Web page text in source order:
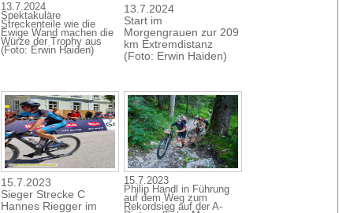
13.7.2024
Spektakuläre
Streckenteile wie die
Ewige Wand machen die
Würze der Trophy aus
(Foto: Erwin Haiden)
13.7.2024
Start im
Morgengrauen zur 209
km Extremdistanz
(Foto: Erwin Haiden)
15.7.2023
Sieger Strecke C
Hannes Riegger im
15.7.2023
Philip Handl in Führung
auf dem Weg zum
Rekordsieg auf der A-